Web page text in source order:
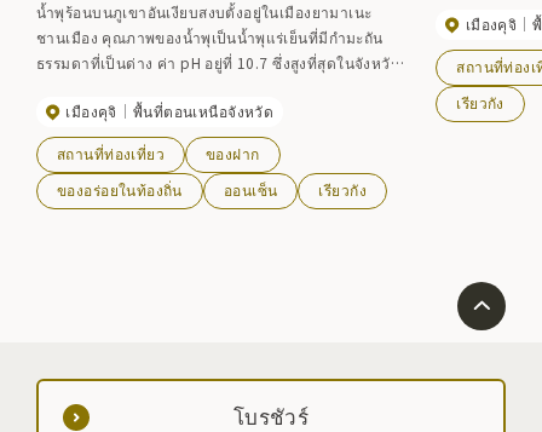
น้ำพุร้อนบนภูเขาอันเงียบสงบตั้งอยู่ในเมืองยามาเนะ
ชานเมือง คุณภาพของน้ำพุเป็นน้ำพุแร่เย็นที่มีกำมะถัน
ธรรมดาที่เป็นด่าง ค่า pH อยู่ที่ 10.7 ซึ่งสูงที่สุดในจังหวัด
มีประสิทธิภาพสำหรับสภาวะต่างๆ มากมาย รวมถึง
โรคประสาท เบาหวาน และโรคผิวหนัง
เมืองคุจิ พื้นที่ตอนเหนือจังหวัด
สถานที่ท่องเที่ยว
ของฝาก
ของอร่อยในท้องถิ่น
ออนเซ็น เรียวกัง
เมืองคุจิ
สถานที่ท่องเ
เรียวกัง
โบรชัวร์